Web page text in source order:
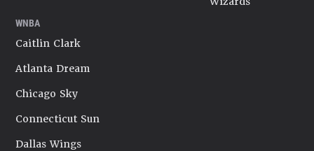
WNBA
Caitlin Clark
Atlanta Dream
Chicago Sky
Connecticut Sun
Dallas Wings